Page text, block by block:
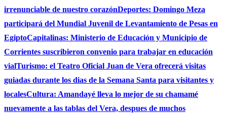
irrenunciable de nuestro corazónDeportes: Domingo Meza
participará del Mundial Juvenil de Levantamiento de Pesas en
EgiptoCapitalinas: Ministerio de Educación y Municipio de
Corrientes suscribieron convenio para trabajar en educación
vialTurismo: el Teatro Oficial Juan de Vera ofrecerá visitas
guiadas durante los dias de la Semana Santa para visitantes y
localesCultura: Amandayé lleva lo mejor de su chamamé
nuevamente a las tablas del Vera, despues de muchos